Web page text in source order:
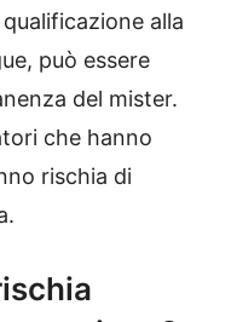
alla
può essere
del mister.
che hanno
rischia di